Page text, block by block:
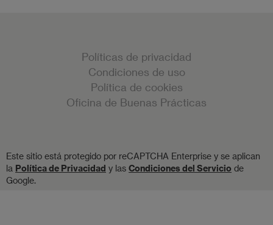
Políticas de privacidad
Condiciones de uso
Política de cookies
Oficina de Buenas Prácticas
Este sitio está protegido por reCAPTCHA Enterprise y se aplican
la Política de Privacidad y las Condiciones del Servicio de
Google.